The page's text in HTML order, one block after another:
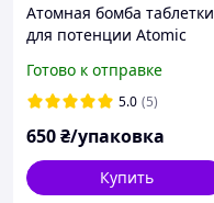
Атомная бомба таблетки
для потенции Atomic
потенції) Таблетки для
стояка
Готово к отправке
5.0 (5)
650₴/упаковка
Купить